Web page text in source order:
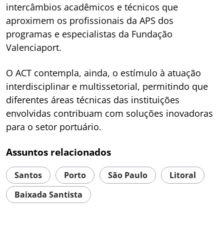
intercâmbios acadêmicos e técnicos que
aproximem os profissionais da APS dos
programas e especialistas da Fundação
Valenciaport.
O ACT contempla, ainda, o estímulo à atuação
interdisciplinar e multissetorial, permitindo que
diferentes áreas técnicas das instituições
envolvidas contribuam com soluções inovadoras
para o setor portuário.
Assuntos relacionados
Santos Porto São Paulo
Litoral
Baixada Santista